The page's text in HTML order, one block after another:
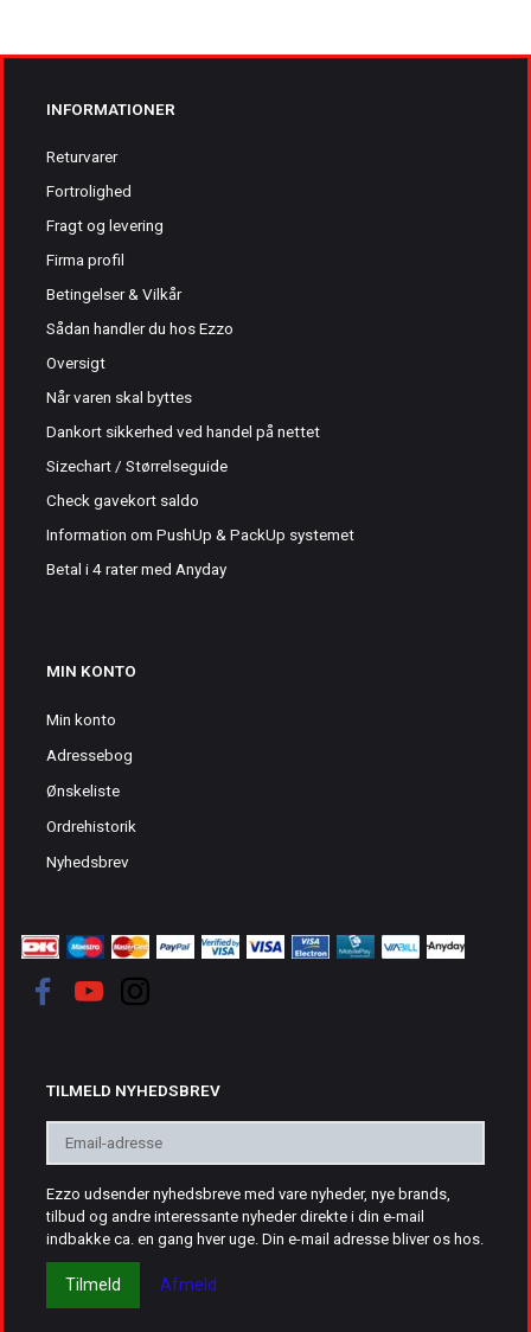
INFORMATIONER
Returvarer
Fortrolighed
Fragt og levering
Firma profil
Betingelser & Vilkår
Sådan handler du hos Ezzo
Oversigt
Når varen skal byttes
Dankort sikkerhed ved handel på nettet
Sizechart / Størrelseguide
Check gavekort saldo
Information om PushUp & PackUp systemet
Betal i 4 rater med Anyday
MIN KONTO
Min konto
Adressebog
Ønskeliste
Ordrehistorik
Nyhedsbrev
TILMELD NYHEDSBREV
Email-
adresse
Ezzo udsender nyhedsbreve med vare nyheder, nye brands,
tilbud og andre interessante nyheder direkte i din e-mail
indbakke ca. en gang hver uge. Din e-mail adresse bliver os hos.
Tilmeld Afmeld